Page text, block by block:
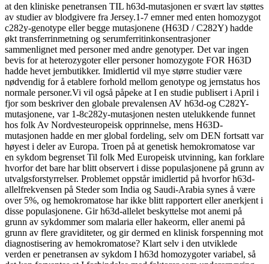
at den kliniske penetransen TIL h63d-mutasjonen er svært lav støttes
av studier av blodgivere fra Jersey.1-7 emner med enten homozygot
c282y-genotype eller begge mutasjonene (H63D / C282Y) hadde
økt transferrinmetning og serumferritinkonsentrasjoner
sammenlignet med personer med andre genotyper. Det var ingen
bevis for at heterozygoter eller personer homozygote FOR H63D
hadde hevet jernbutikker. Imidlertid vil mye større studier være
nødvendig for å etablere forhold mellom genotype og jernstatus hos
normale personer.Vi vil også påpeke at I en studie publisert i April i
fjor som beskriver den globale prevalensen AV h63d-og C282Y-
mutasjonene, var 1-8c282y-mutasjonen nesten utelukkende funnet
hos folk Av Nordvesteuropeisk opprinnelse, mens H63D-
mutasjonen hadde en mer global fordeling, selv om DEN fortsatt var
høyest i deler av Europa. Troen på at genetisk hemokromatose var
en sykdom begrenset Til folk Med Europeisk utvinning, kan forklare
hvorfor det bare har blitt observert i disse populasjonene på grunn av
utvalgsforstyrrelser. Problemet oppstår imidlertid på hvorfor h63d-
allelfrekvensen på Steder som India og Saudi-Arabia synes å være
over 5%, og hemokromatose har ikke blitt rapportert eller anerkjent i
disse populasjonene. Gir h63d-allelet beskyttelse mot anemi på
grunn av sykdommer som malaria eller hakeorm, eller anemi på
grunn av flere graviditeter, og gir dermed en klinisk forspenning mot
diagnostisering av hemokromatose? Klart selv i den utviklede
verden er penetransen av sykdom I h63d homozygoter variabel, så